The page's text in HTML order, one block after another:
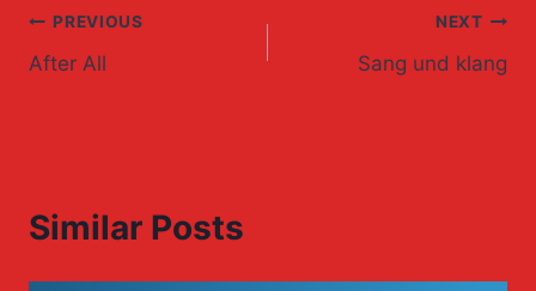
Post
navigation
PREVIOUS
After All
NEXT
Sang und klang
Similar Posts